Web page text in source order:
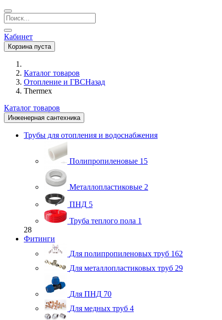
Кабинет
Корзина пуста
Каталог товаров
Отопление и ГВСНазад
Thermex
Каталог товаров
Инженерная сантехника
Трубы для отопления и водоснабжения
Полипропиленовые 15
Металлопластиковые 2
ПНД 5
Труба теплого пола 1
28
Фитинги
Для полипропиленовых труб 162
Для металлопластиковых труб 29
Для ПНД 70
Для медных труб 4